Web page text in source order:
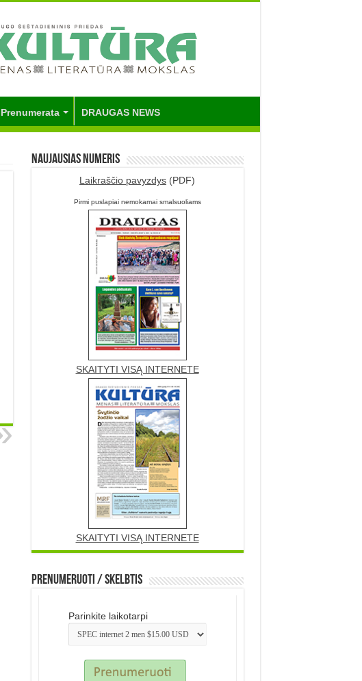
Prenumerata DRAUGAS NEWS
Naujausias numeris
Laikraščio pavyzdys (PDF)
Pirmi puslapiai nemokamai smalsuoliams
SKAITYTI VISĄ INTERNETE
SKAITYTI VISĄ INTERNETE
Prenumeruoti / Skelbtis
Parinkite laikotarpi